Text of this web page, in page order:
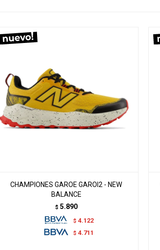
CHAMPIONES GAROE GAROI2 - NEW
BALANCE
$ 5.890
$ 4.122
$ 4.711